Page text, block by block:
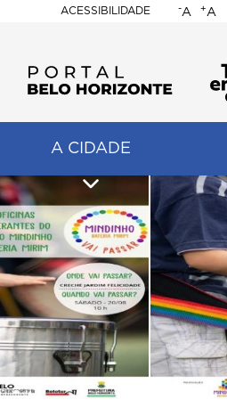
ACESSIBILIDADE
BELO
-A +A
A CIDADE